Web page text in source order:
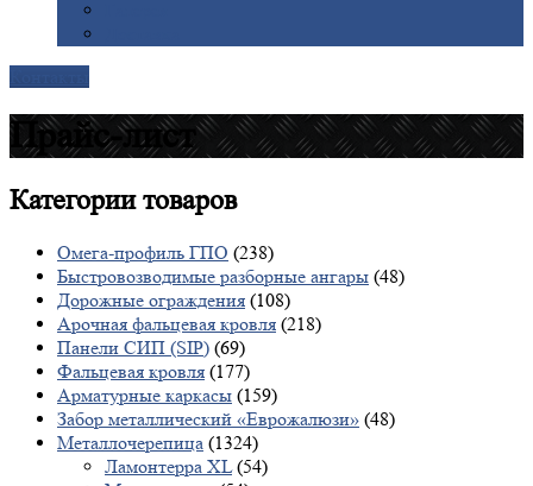
Прайс-лист
Категориитоваров
Омега-профиль ГПО (238)
Быстровозводимые разборные ангары (48)
Дорожные ограждения (108)
Арочная фальцевая кровля (218)
Панели СИП (SIP) (69)
Фальцевая кровля (177)
Арматурные каркасы (159)
Забор металлический «Еврожалюзи» (48)
Металлочерепица (1324)
Ламонтерра XL (54)